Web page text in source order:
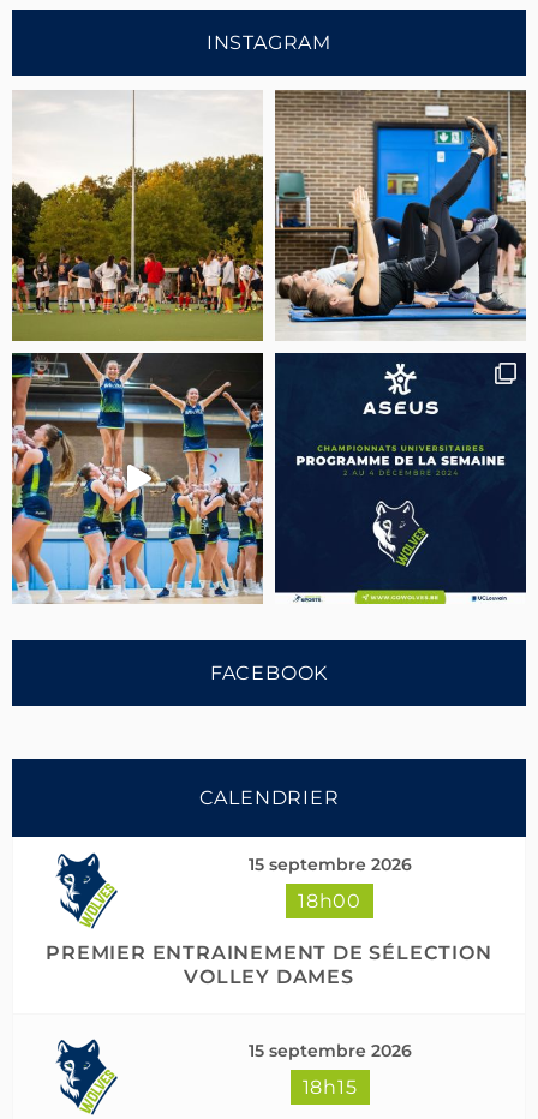
INSTAGRAM
Charger plus Suivre sur Instagram
FACEBOOK
CALENDRIER
15 septembre 2026
18h00
PREMIER ENTRAINEMENT DE SÉLECTION
VOLLEY DAMES
15 septembre 2026
18h15